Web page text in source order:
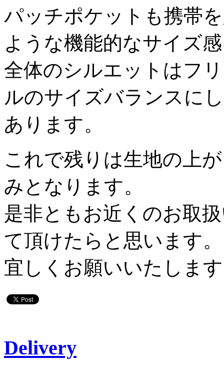
パッチポケットも携帯
ような機能的なサイズ
全体のシルエットはフ
ルのサイズバランスに
あります。
これで残りは生地の上
みとなります。
是非ともお近くのお取
て頂けたらと思います。
宜しくお願いいたしま
Delivery